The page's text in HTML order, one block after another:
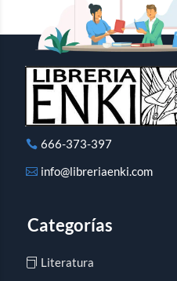
666-373-397
info@libreriaenki.com
Categorías
Literatura